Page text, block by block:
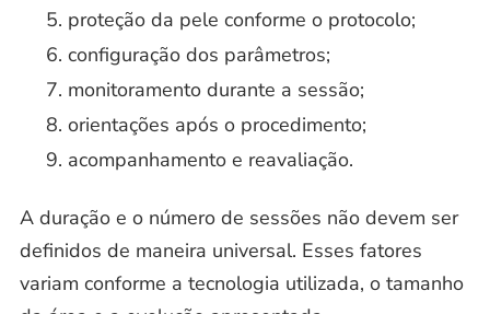
proteção da pele conforme o protocolo;
configuração dos parâmetros;
monitoramento durante a sessão;
orientações após o procedimento;
acompanhamento e reavaliação.
A duração e o número de sessões não devem ser
definidos de maneira universal. Esses fatores
variam conforme a tecnologia utilizada, o tamanho